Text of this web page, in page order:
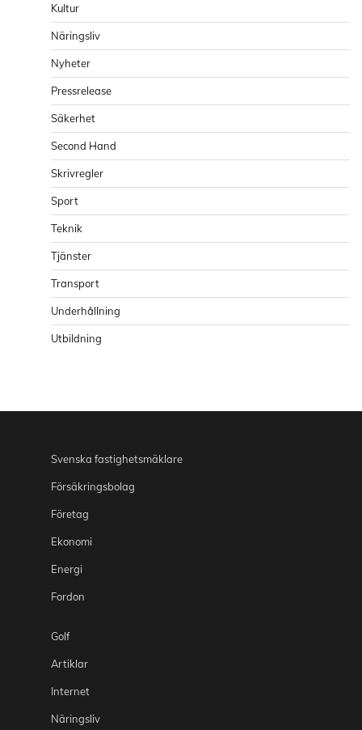
Kultur
Näringsliv
Nyheter
Pressrelease
Säkerhet
Second Hand
Skrivregler
Sport
Teknik
Tjänster
Transport
Underhållning
Utbildning
Svenska fastighetsmäklare
Försäkringsbolag
Företag
Ekonomi
Energi
Fordon
Golf
Artiklar
Internet
Näringsliv